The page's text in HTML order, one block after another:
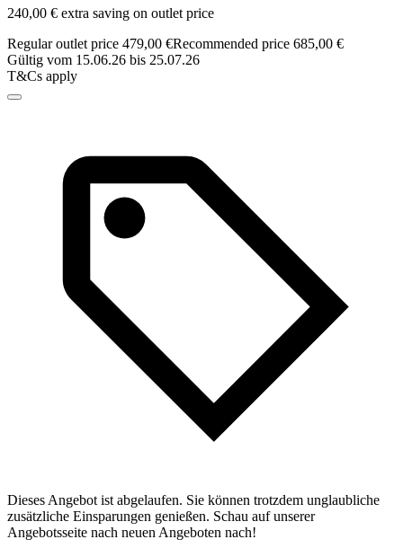
240,00 € extra saving on outlet price
Regular outlet price 479,00 €Recommended price 685,00 €
Gültig vom 15.06.26 bis 25.07.26
T&Cs apply
Dieses Angebot ist abgelaufen. Sie können trotzdem unglaubliche
zusätzliche Einsparungen genießen. Schau auf unserer
Angebotsseite nach neuen Angeboten nach!